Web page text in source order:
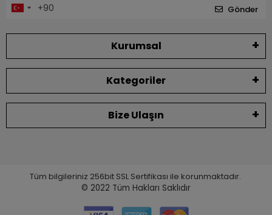
Gönder
Kurumsal
Kategoriler
Bize Ulaşın
Tüm bilgileriniz 256bit SSL Sertifikası ile korunmaktadır.
© 2022 Tüm Hakları Saklıdır